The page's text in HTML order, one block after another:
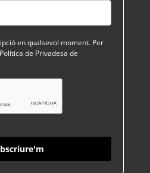
en qualsevol moment. Per
de Privadesa de